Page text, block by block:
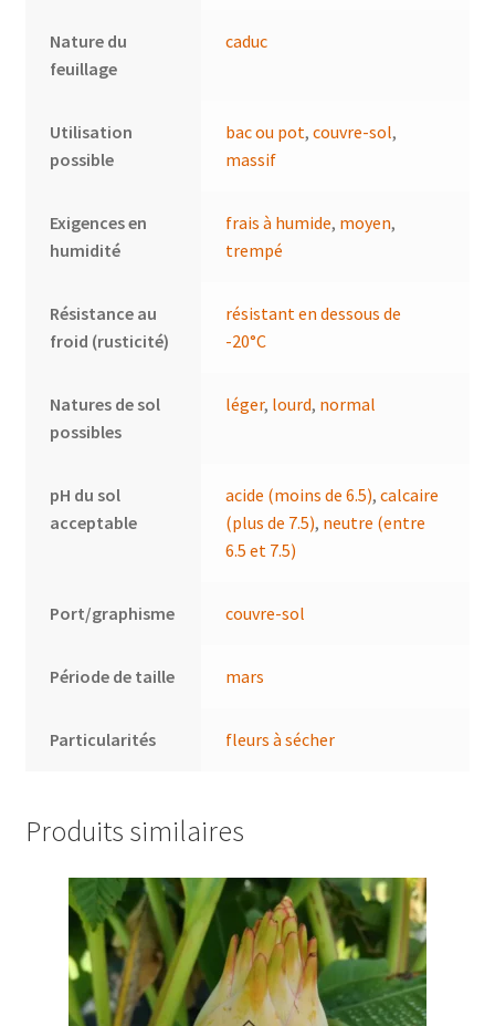
Nature du
feuillage
caduc
Utilisation
possible
bac ou pot,couvre-sol,
massif
Exigences en
humidité
frais à humide, moyen,
trempé
Résistance au
froid (rusticité)
résistant en dessous de
-20°C
Natures de sol
possibles
léger, lourd, normal
pH du sol
acceptable
acide (moins de 6.5),calcaire
(plus de 7.5), neutre (entre
6.5 et 7.5)
Port/graphisme couvre-sol
Période de taille mars
Particularités fleurs à sécher
Produits similaires